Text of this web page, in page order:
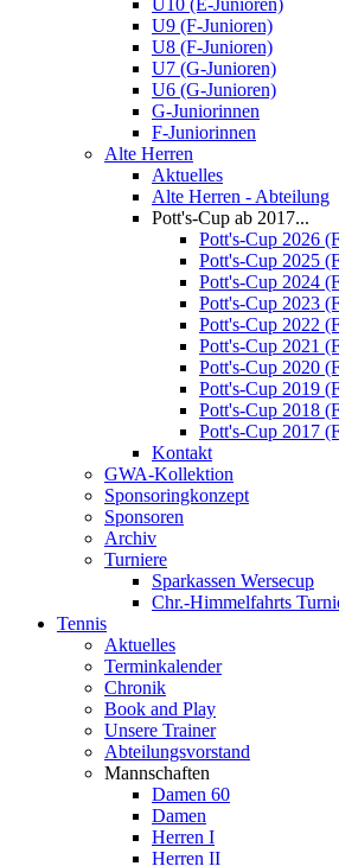
U10 (E-Junioren)
U9 (F-Junioren)
U8 (F-Junioren)
U7 (G-Junioren)
U6 (G-Junioren)
G-Juniorinnen
F-Juniorinnen
Alte Herren
Aktuelles
Alte Herren - Abteilung
Pott's-Cup ab 2017...
Pott's-Cup 2026
Pott's-Cup 2025
Pott's-Cup 2024
Pott's-Cup 2023
Pott's-Cup 2022
Pott's-Cup 2021
Pott's-Cup 2020
Pott's-Cup 2019
Pott's-Cup 2018
Pott's-Cup 2017
Kontakt
GWA-Kollektion
Sponsoringkonzept
Sponsoren
Archiv
Turniere
Sparkassen Wersecup
Chr.-Himmelfahrts
Tennis
Aktuelles
Terminkalender
Chronik
Book and Play
Unsere Trainer
Abteilungsvorstand
Mannschaften
Damen 60
Damen
Herren I
Herren II